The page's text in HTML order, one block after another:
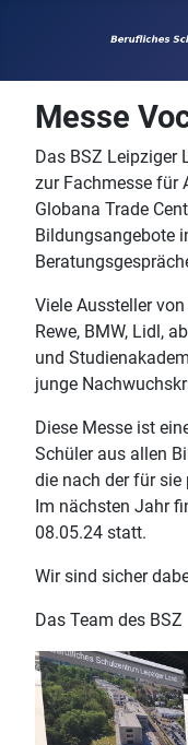
Messe
Das BSZ Leipziger
zur Fachmesse für
Globana Trade
Bildungsangebote
Viele Aussteller
Rewe, BMW, Lidl,
und
junge
Diese Messe ist
Schüler aus allen
die nach der für
Im nächsten Jahr
08.05.24 statt.
Wir sind sicher
Das Team des BSZ